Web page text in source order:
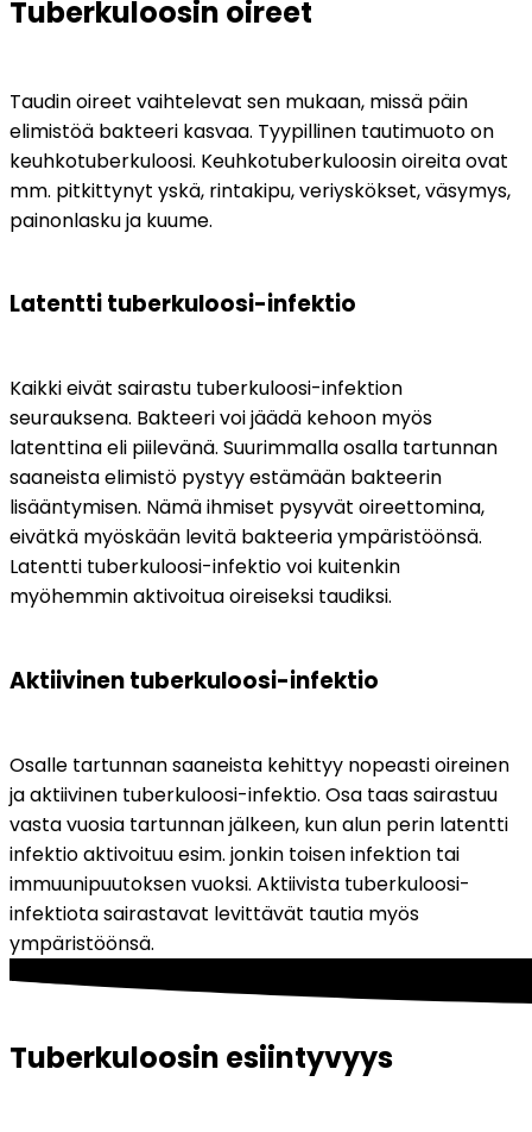
Tuberkuloosin oireet
Taudin oireet vaihtelevat sen mukaan, missä päin
elimistöä bakteeri kasvaa. Tyypillinen tautimuoto on
keuhkotuberkuloosi. Keuhkotuberkuloosin oireita ovat
mm. pitkittynyt yskä, rintakipu, veriyskökset, väsymys,
painonlasku ja kuume.
Latentti tuberkuloosi-infektio
Kaikki eivät sairastu tuberkuloosi-infektion
seurauksena. Bakteeri voi jäädä kehoon myös
latenttina eli piilevänä. Suurimmalla osalla tartunnan
saaneista elimistö pystyy estämään bakteerin
lisääntymisen. Nämä ihmiset pysyvät oireettomina,
eivätkä myöskään levitä bakteeria ympäristöönsä.
Latentti tuberkuloosi-infektio voi kuitenkin
myöhemmin aktivoitua oireiseksi taudiksi.
Aktiivinen tuberkuloosi-infektio
Osalle tartunnan saaneista kehittyy nopeasti oireinen
ja aktiivinen tuberkuloosi-infektio. Osa taas sairastuu
vasta vuosia tartunnan jälkeen, kun alun perin latentti
infektio aktivoituu esim. jonkin toisen infektion tai
immuunipuutoksen vuoksi. Aktiivista tuberkuloosi-
infektiota sairastavat levittävät tautia myös
ympäristöönsä.
Tuberkuloosin esiintyvyys